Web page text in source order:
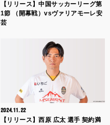
【リリース】中国サッカーリーグ第
1節 （開幕戦）vsヴァリアモーレ安
芸
2024.11.22
【リリース】西原 広太 選手 契約満